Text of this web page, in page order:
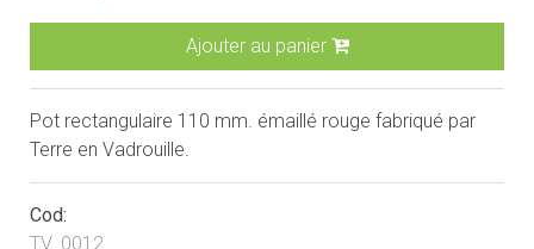
Ajouter au panier
Pot rectangulaire 110 mm. émaillé rouge fabriqué par
Terre en Vadrouille.
Cod:
TV_0012